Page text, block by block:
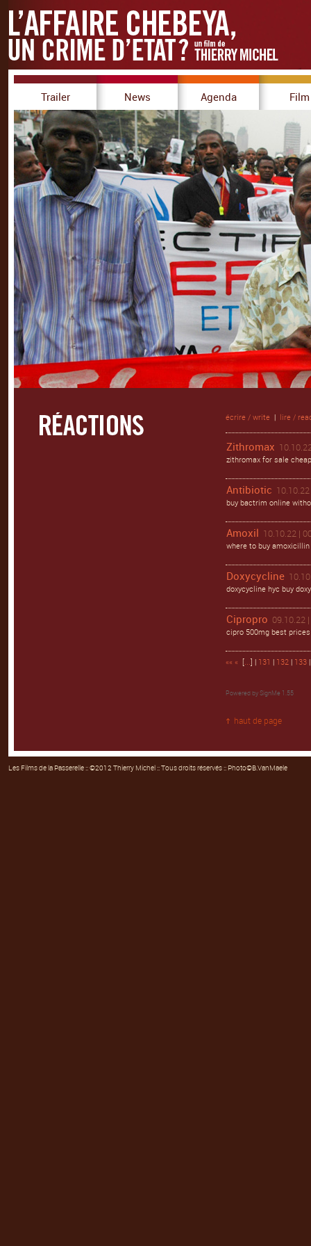
Trailer News Agenda Film
écrire / write | lire /
Zithromax
zithromax for sale
Antibiotic
buy bactrim online
Amoxil 10.10.22 |
where to buy
Doxycycline
doxycycline hyc buy
Cipropro 09.10.22
cipro 500mg best
«« « [...] | 131 | 132 | 133
Powered by SignMe 1.55
haut de page
Les Films de la Passerelle:: ©2012 Thierry Michel :: Tous droits réservés :: Photo©B.VanMaele